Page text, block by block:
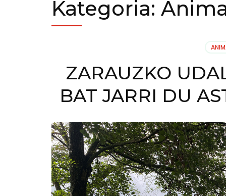
Kategoria:
ZARAUZKO
BAT JARRI DU